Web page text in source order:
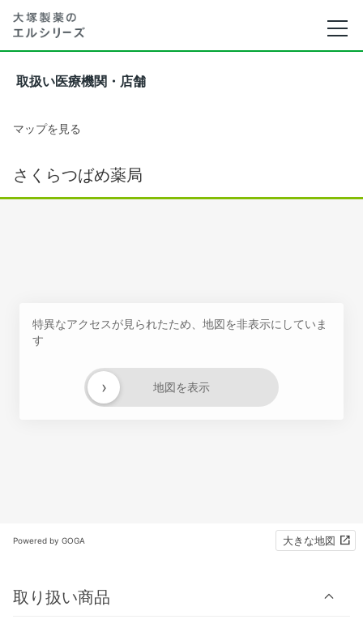
取扱い医療機関・店舗
マップを見る
さくらつばめ薬局
特異なアクセスが見られたため、地図を非表示にしていま
す
地図を表示
›
Powered by GOGA 大きな地図
取り扱い商品